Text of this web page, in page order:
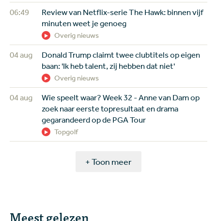
06:49
Review van Netflix-serie The Hawk: binnen vijf
minuten weet je genoeg
Overig nieuws
04 aug
Donald Trump claimt twee clubtitels op eigen
baan: 'Ik heb talent, zij hebben dat niet'
Overig nieuws
04 aug
Wie speelt waar? Week 32 - Anne van Dam op
zoek naar eerste topresultaat en drama
gegarandeerd op de PGA Tour
Topgolf
+ Toon meer
Meest gelezen